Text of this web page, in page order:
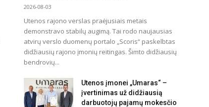
2026-08-03
Utenos rajono verslas praėjusiais metais
demonstravo stabilų augimą. Tai rodo naujausias
atvirų verslo duomenų portalo „Scoris“ paskelbtas
didžiausių rajono įmonių reitingas. Šimto didžiausių
bendrovių...
Utenos įmonei „Umaras“ –
įvertinimas už didžiausią
darbuotojų pajamų mokesčio